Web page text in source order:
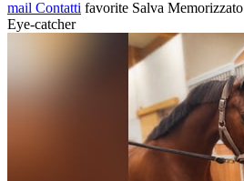
mail Contatti favorite Salva Memorizzato
Eye-catcher